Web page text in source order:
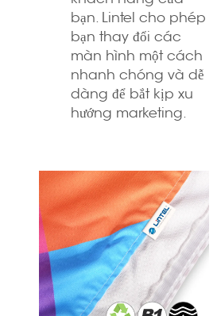
bạn. Lintel cho phép
bạn thay đổi các
màn hình một cách
nhanh chóng và dễ
dàng để bắt kịp xu
hướng marketing.